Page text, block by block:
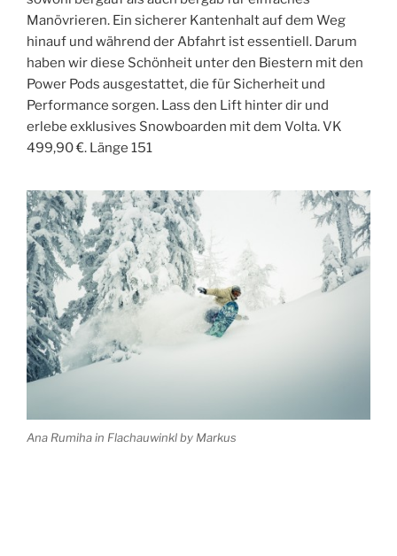
Manövrieren. Ein sicherer Kantenhalt auf dem Weg
hinauf und während der Abfahrt ist essentiell. Darum
haben wir diese Schönheit unter den Biestern mit den
Power Pods ausgestattet, die für Sicherheit und
Performance sorgen. Lass den Lift hinter dir und
erlebe exklusives Snowboarden mit dem Volta. VK
499,90 €. Länge 151
Ana Rumiha in Flachauwinkl by Markus